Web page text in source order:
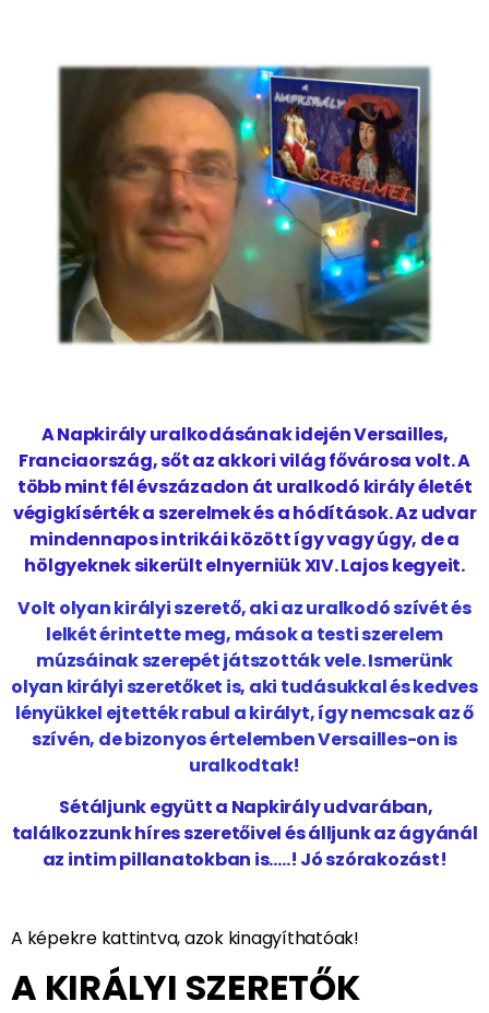
A Napkirály uralkodásának idején Versailles,
Franciaország, sőt az akkori világ fővárosa volt. A
több mint fél évszázadon át uralkodó király életét
végigkísérték a szerelmek és a hódítások. Az udvar
mindennapos intrikái között így vagy úgy, de a
hölgyeknek sikerült elnyerniük XIV. Lajos kegyeit.
Volt olyan királyi szerető, aki az uralkodó szívét és
lelkét érintette meg, mások a testi szerelem
múzsáinak szerepét játszották vele. Ismerünk
olyan királyi szeretőket is, aki tudásukkal és kedves
lényükkel ejtették rabul a királyt, így nemcsak az ő
szívén, de bizonyos értelemben Versailles-on is
uralkodtak!
Sétáljunk együtt a Napkirály udvarában,
találkozzunk híres szeretőivel és álljunk az ágyánál
az intim pillanatokban is…..! Jó szórakozást!
A képekre kattintva, azok kinagyíthatóak!
A KIRÁLYI SZERETŐK